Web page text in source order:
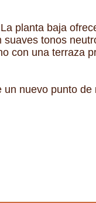
planta baja
tonos
con una terraza
nuevo punto de